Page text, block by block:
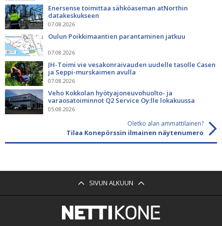
Enersense toimittaa sähköaseman atNorthin
datakeskukseen
07.08.2026
Oulun Poikkimaantien parantaminen jatkuu
07.08.2026
JH-Toimi vie vesakonraivauden uudelle tasolle Casen
ja Seppi-murskaimen avulla
07.08.2026
Veho Kokkolan hyötyajoneuvohuolto- ja
varaosatoiminnot Q2 Service Oy:lle lokakuussa
05.08.2026
Oletko alan ammattilainen?
Tilaa Konepörssin ilmainen näytenumero
SIVUN ALKUUN